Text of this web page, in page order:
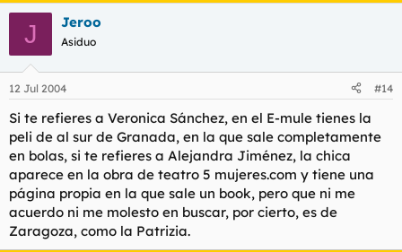
J Jeroo
Asiduo
12 Jul 2004 #14
Si te refieres a Veronica Sánchez, en el E-mule tienes la
peli de al sur de Granada, en la que sale completamente
en bolas, si te refieres a Alejandra Jiménez, la chica
aparece en la obra de teatro 5 mujeres.com y tiene una
página propia en la que sale un book, pero que ni me
acuerdo ni me molesto en buscar, por cierto, es de
Zaragoza, como la Patrizia.